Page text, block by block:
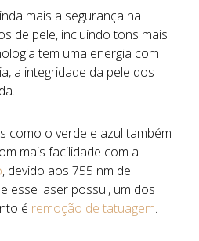
mais a segurança na
de pele, incluindo tons mais
tem uma energia com
a integridade da pele dos
como o verde e azul também
mais facilidade com a
, devido aos 755 nm de
esse laser possui, um dos
é remoção de tatuagem.